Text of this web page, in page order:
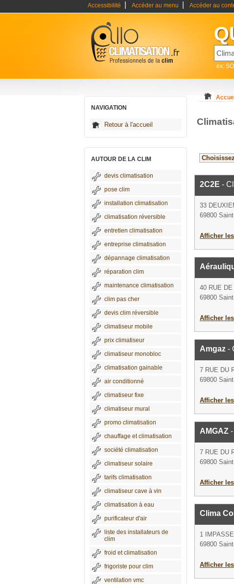
Accessibilité Accéder au menu Accéder au
ex:
NAVIGATION
Retour à l'accueil
AUTOUR DE LA CLIM
devis climatisation
pose clim
installation climatisation
climatisation réversible
entretien climatisation
entreprise climatisation
dépannage climatisation
réparation clim
maintenance climatisation
clim pas cher
devis clim réversible
climatiseur mobile
prix climatiseur
climatiseur monobloc
climatisation gainable
air conditionné
climatiseur fixe
climatiseur mural
promo climatisation
chauffage et climatisation
société climatisation
climatiseur solaire
tarifs climatisation
climatiseur cave à vin
climatisation à eau
purificateur d'air
liste des installateurs de
clim
froid et climatisation
frigoriste pour clim
ventilation vmc
2C2E -
33
69800
Afficher
40 RUE
69800
Afficher
Amgaz -
7 RUE DU
69800
Afficher
AMGAZ
7 RUE DU
69800
Afficher
Clima
1
69800
Afficher